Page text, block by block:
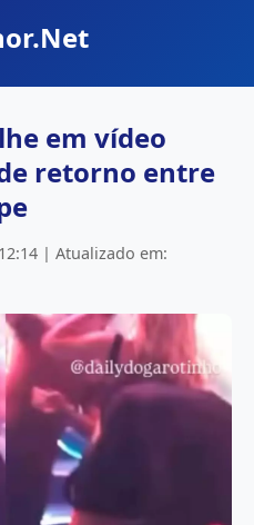
em vídeo
retorno entre
| Atualizado em: